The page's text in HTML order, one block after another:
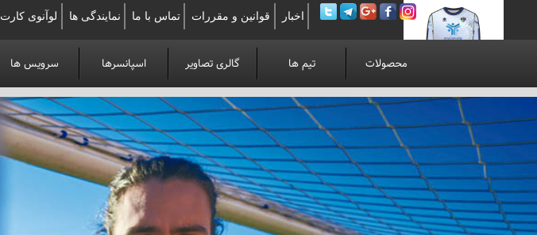
لوآنوی
اخبار قوانین و مقررات تماس با ما نمایندگی ها لوآنوی کارت
محصولات تیم ها گالری تصاویر اسپانسرها سرویس ها